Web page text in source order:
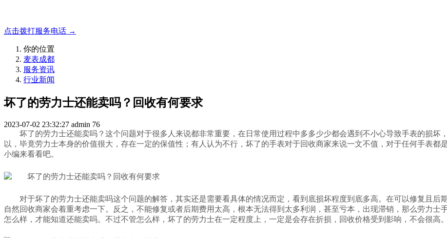
点击拨打服务电话 →
你的位置
麦表成都
服务资讯
行业新闻
坏了的劳力士还能卖吗？回收有何要求
2023-07-02 23:32:27 admin 76
坏了的劳力士还能卖吗？这个问题对于很多人来说都非常重要，在日常使用过程中多多少少都会遇到不小心导致手表的损
以，毕竟劳力士本身的价值很大，存在一定的保值性；有人认为不行，坏了的手表对于回收商家来说一文不值，对于任何手表
小编来看看吧。
对于坏了的劳力士还能卖吗这个问题的解答，其实还是需要看具体的情况而定，看到底损坏程度到底多高。在可以修复且后
自然回收商家会着重考虑一下。反之，不能修复或者后期费用太高，根本无法得到太多利润，甚至亏本，出现滞销，那么劳力
怎么样，才能知道还能卖吗。不过不管怎么样，坏了的劳力士在一定程度上，一定是会存在折损，回收价格受到影响，不会很高。